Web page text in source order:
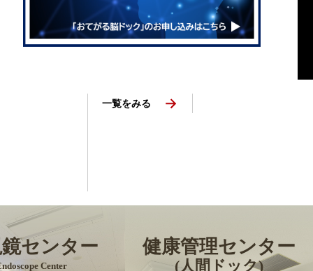
一覧をみる
センター
Center
健康管理センター
(人間ドック)